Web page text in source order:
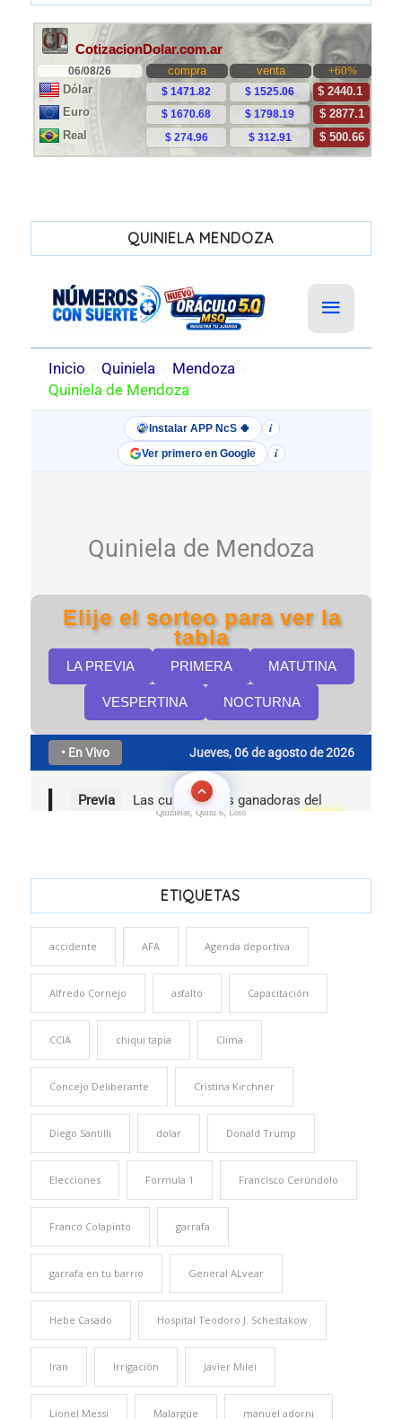
QUINIELA MENDOZA
Quinielas, Quini 6, Loto
ETIQUETAS
accidente AFA Agenda deportiva
Alfredo Cornejo asfalto Capacitación
CCIA chiqui tapia Clima
Concejo Deliberante Cristina Kirchner
Diego Santilli dolar Donald Trump
Elecciones Formula 1 Francisco Cerúndolo
Franco Colapinto garrafa
garrafa en tu barrio General ALvear
Hebe Casado Hospital Teodoro J. Schestakow
Iran Irrigación Javier Milei
Lionel Messi Malargüe manuel adorni